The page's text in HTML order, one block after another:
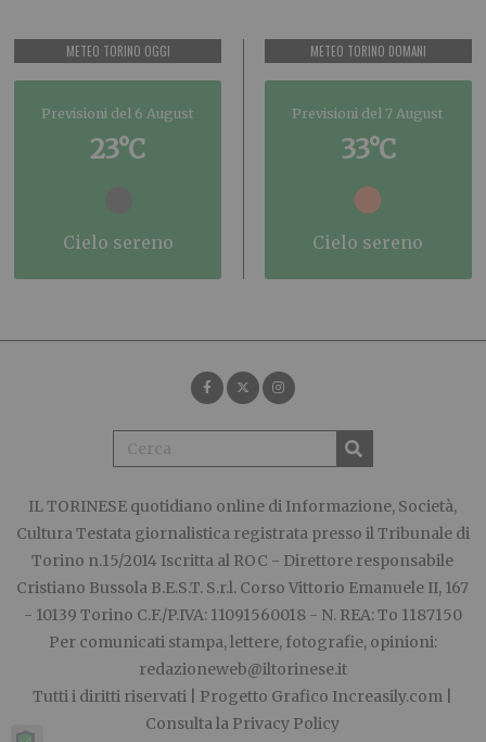
METEO TORINO OGGI
Previsioni del 6 August
23°C
cielo sereno
METEO TORINO DOMANI
Previsioni del 7 August
33°C
cielo sereno
IL TORINESE quotidiano online di Informazione, Società,
Cultura Testata giornalistica registrata presso il Tribunale di
Torino n.15/2014 Iscritta al ROC - Direttore responsabile
Cristiano Bussola B.E.S.T. S.r.l. Corso Vittorio Emanuele II, 167
- 10139 Torino C.F./P.IVA: 11091560018 - N. REA: To 1187150
Per comunicati stampa, lettere, fotografie, opinioni:
redazioneweb@iltorinese.it
Tutti i diritti riservati | Progetto Grafico Increasily.com
Consulta la Privacy Policy